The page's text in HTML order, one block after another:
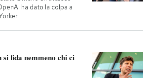
Mondiali calcio 2026
ha dato la colpa a
fida nemmeno chi ci